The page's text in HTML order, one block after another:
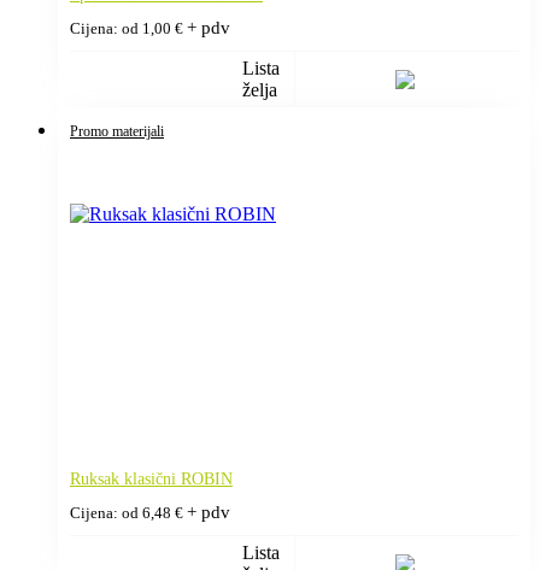
Cijena: od 1,00 € + pdv
Lista
želja
Promo materijali
Ruksak klasični ROBIN
Cijena: od 6,48 € + pdv
Lista